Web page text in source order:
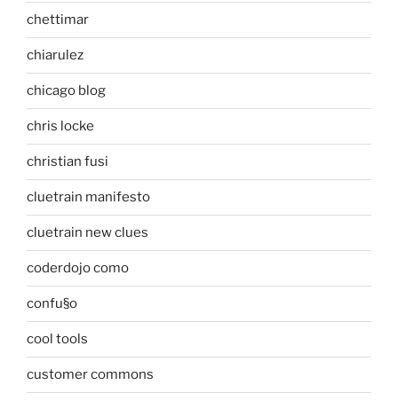
chettimar
chiarulez
chicago blog
chris locke
christian fusi
cluetrain manifesto
cluetrain new clues
coderdojo como
confu§o
cool tools
customer commons